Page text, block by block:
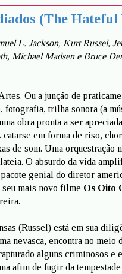
(The
L. Jackson, Kurt Russel,
Michael Madsen e Bruce
Ou a junção de
fotografia, trilha sonora (a
obra pronta a ser
catarse em forma de riso,
de som. Uma
O absurdo da vida
genial do diretor
mais novo filme Os Oito
(Russel) está em sua
nevasca, encontra no meio
alguns criminosos e
afim de fugir da